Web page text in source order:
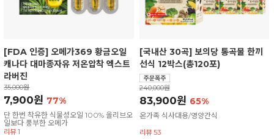
[FDA 인증] 오메가369 황금오일
캐나다 대마종자유 저온압착 엑스트
라버진
35,000원
7,900원 77%
단 한번 착유한 식물성오일 100% 올리브오
일보다 풍부한 오메가
리뷰 1
[국내산 30곡] 보의당 통곡물 한끼
선식 12박스(총120포)
240,000원
83,900원 65%
온가족 식사대용/영양간식
리뷰 53